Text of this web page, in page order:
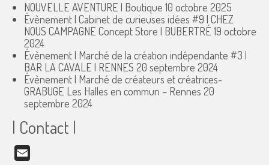
NOUVELLE AVENTURE | Boutique 10 octobre 2025
Évènement | Cabinet de curieuses idées #9 | CHEZ
NOUS CAMPAGNE Concept Store | BUBERTRÉ 19 octobre
2024
Évènement | Marché de la création indépendante #3 |
BAR LA CAVALE | RENNES 20 septembre 2024
Évènement | Marché de créateurs et créatrices-
GRABUGE Les Halles en commun – Rennes 20
septembre 2024
| Contact |